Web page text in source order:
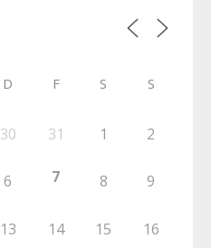
D F S S
30 31 1 2
6 7 8 9
13 14 15 16